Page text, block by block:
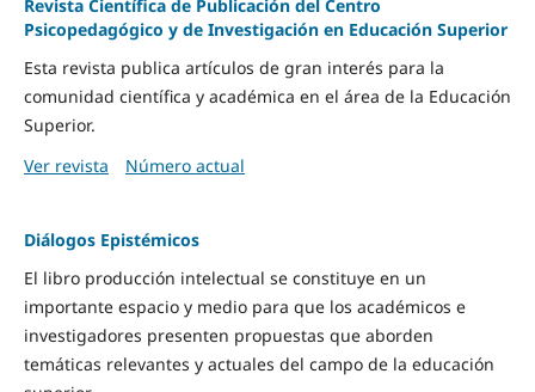
Revista Científica de Publicación del Centro
Psicopedagógico y de Investigación en Educación Superior
Esta revista publica artículos de gran interés para la
comunidad científica y académica en el área de la Educación
Superior.
Ver revista
Número actual
Diálogos Epistémicos
El libro producción intelectual se constituye en un
importante espacio y medio para que los académicos e
investigadores presenten propuestas que aborden
temáticas relevantes y actuales del campo de la educación